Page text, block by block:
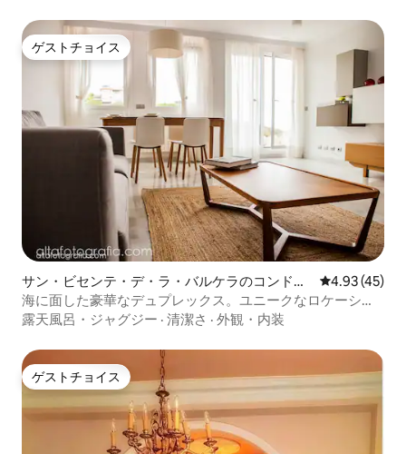
ゲストチョイス
ゲストチョイス
サン・ビセンテ・デ・ラ・バルケラのコンドミ
ニアム
レビュー45
4.93 (45)
海に面した豪華なデュプレックス。ユニークなロケーショ
ン。
露天風呂・ジャグジー · 清潔さ · 外観・内装
ゲストチョイス
ゲストチョイス